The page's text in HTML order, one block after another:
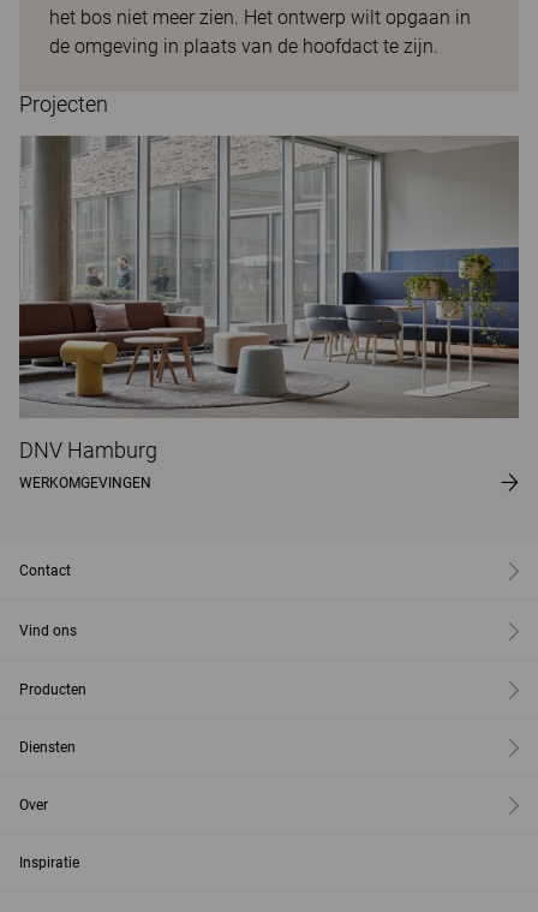
het bos niet meer zien. Het ontwerp wilt opgaan in
de omgeving in plaats van de hoofdact te zijn.
Projecten
DNV Hamburg
WERKOMGEVINGEN
Contact
Vind ons
Producten
Diensten
Over
Inspiratie